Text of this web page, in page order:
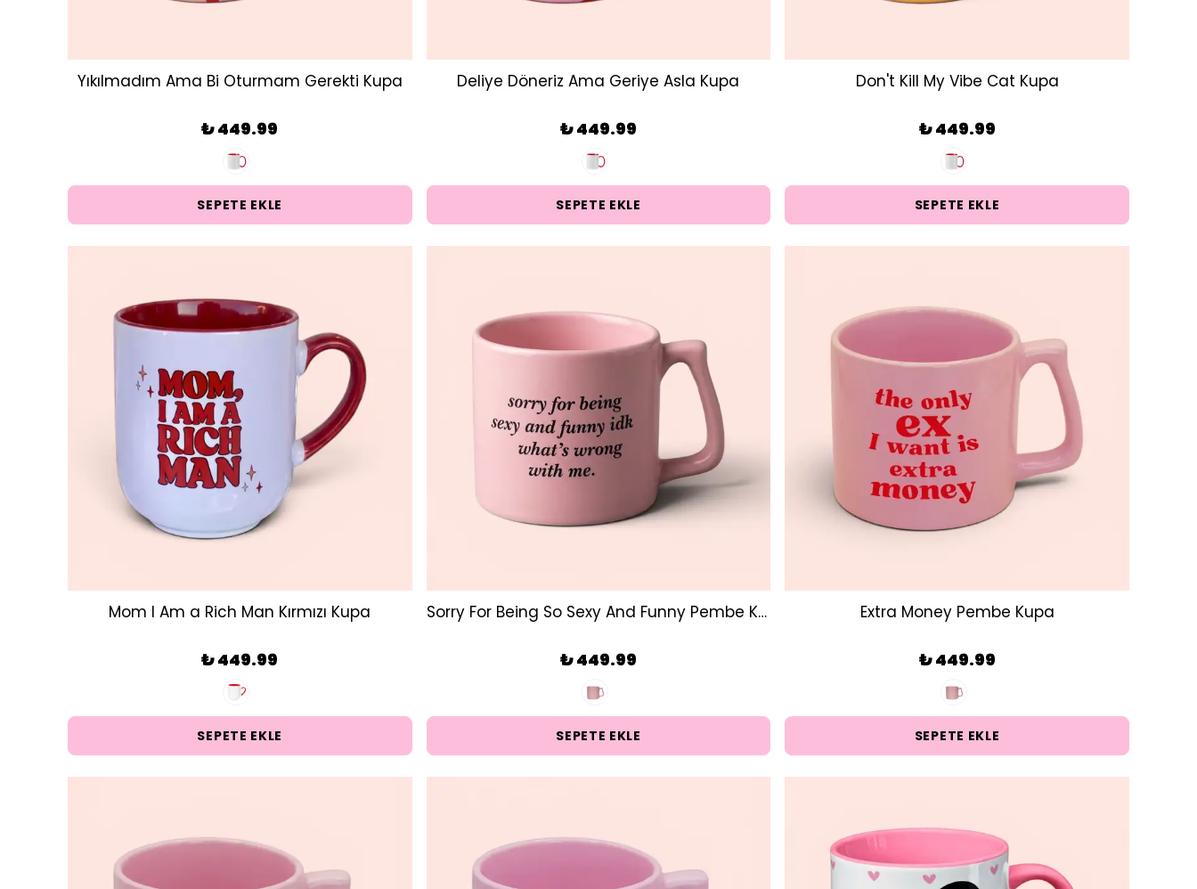
Yıkılmadım Ama Bi Oturmam Gerekti Kupa
₺ 449.99
SEPETE EKLE
Deliye Döneriz Ama Geriye Asla Kupa
₺ 449.99
SEPETE EKLE
Don't Kill My Vibe Cat Kupa
₺ 449.99
SEPETE EKLE
Mom I Am a Rich Man Kırmızı Kupa
₺ 449.99
SEPETE EKLE
Sorry For Being So Sexy And Funny Pembe Kupa
₺ 449.99
SEPETE EKLE
Extra Money Pembe Kupa
₺ 449.99
SEPETE EKLE